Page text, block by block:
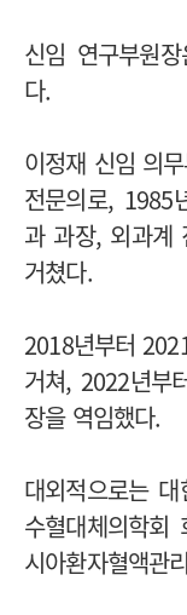
신임 연구부원
다.
이정재 신임 의
전문의로, 1985
과 과장, 외과계
거쳤다.
2018년부터
거쳐, 2022년부
장을 역임했다.
대외적으로는
수혈대체의학회
시아환자혈액관